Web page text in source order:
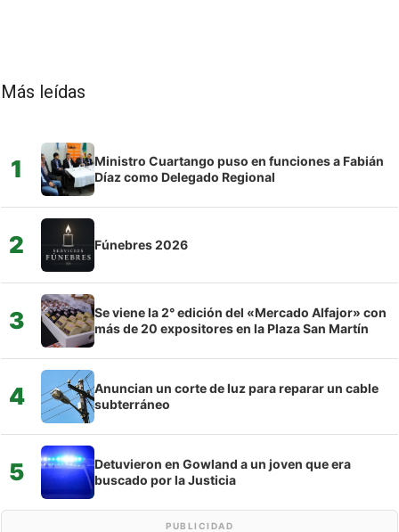
Más leídas
1
Ministro Cuartango puso en funciones a Fabián
Díaz como Delegado Regional
2 Fúnebres 2026
3
Se viene la 2° edición del «Mercado Alfajor» con
más de 20 expositores en la Plaza San Martín
4
Anuncian un corte de luz para reparar un cable
subterráneo
5
Detuvieron en Gowland a un joven que era
buscado por la Justicia
PUBLICIDAD